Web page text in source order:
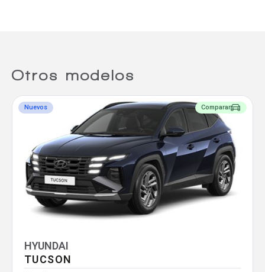
Otros modelos
Nuevos Comparar
HYUNDAI
TUCSON
Comparador
Agregar un vehículo